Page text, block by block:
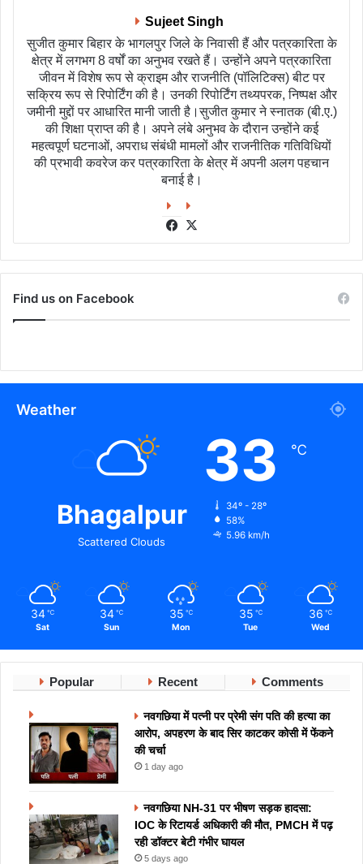
Sujeet Singh
सुजीत कुमार बिहार के भागलपुर जिले के निवासी हैं और पत्रकारिता के
क्षेत्र में लगभग 8 वर्षों का अनुभव रखते हैं। उन्होंने अपने पत्रकारिता
जीवन में विशेष रूप से क्राइम और राजनीति (पॉलिटिक्स) बीट पर
सक्रिय रूप से रिपोर्टिंग की है। उनकी रिपोर्टिंग तथ्यपरक, निष्पक्ष और
जमीनी मुद्दों पर आधारित मानी जाती है।सुजीत कुमार ने स्नातक (बी.ए.)
की शिक्षा प्राप्त की है। अपने लंबे अनुभव के दौरान उन्होंने कई
महत्वपूर्ण घटनाओं, अपराध संबंधी मामलों और राजनीतिक गतिविधियों
की प्रभावी कवरेज कर पत्रकारिता के क्षेत्र में अपनी अलग पहचान
बनाई है।
Facebook
Find us on Facebook
Weather
Bhagalpur
Scattered Clouds
33 ℃
34º - 28º
58%
5.96 km/h
34 ℃
Sat
34 ℃
Sun
35 ℃
Mon
35 ℃
Tue
36 ℃
Wed
Popular Recent Comments
नवगछिया में पत्नी पर प्रेमी संग पति की हत्या का
आरोप, अपहरण के बाद सिर काटकर कोसी में फेंकने
की चर्चा
1 day ago
नवगछिया NH-31 पर भीषण सड़क हादसा:
IOC के रिटायर्ड अधिकारी की मौत, PMCH में पढ़
रही डॉक्टर बेटी गंभीर घायल
5 days ago